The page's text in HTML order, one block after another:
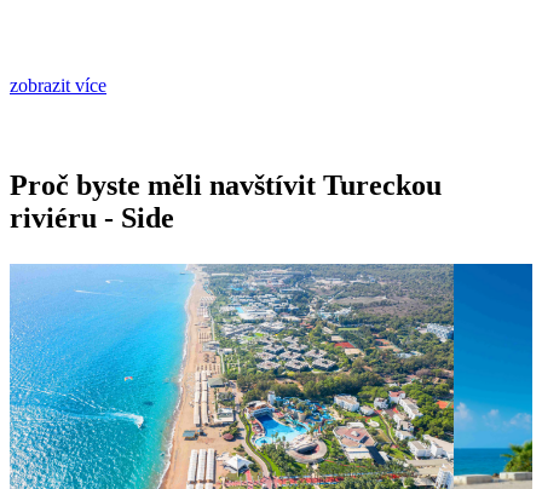
zobrazit více
Proč byste měli navštívit Tureckou
riviéru - Side